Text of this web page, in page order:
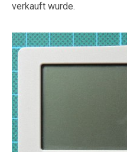
verkauft wurde.